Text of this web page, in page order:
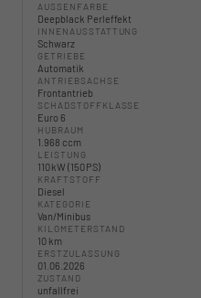
AUSSENFARBE
Deepblack Perleffekt
INNENAUSSTATTUNG
Schwarz
GETRIEBE
Automatik
ANTRIEBSACHSE
Frontantrieb
SCHADSTOFFKLASSE
Euro 6
HUBRAUM
1.968 ccm
LEISTUNG
110 kW (150 PS)
KRAFTSTOFF
Diesel
KATEGORIE
Van/Minibus
KILOMETERSTAND
10 km
ERSTZULASSUNG
01.06.2026
ZUSTAND
unfallfrei